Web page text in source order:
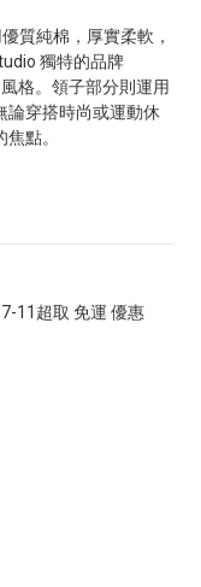
質純棉，厚實柔軟，
獨特的品牌
格。領子部分則運用
論穿搭時尚或運動休
點。
11超取 免運 優惠